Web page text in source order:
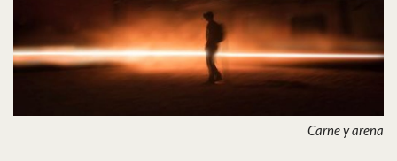
Carne y arena